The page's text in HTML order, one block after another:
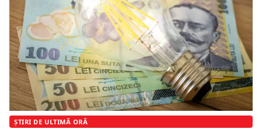
ȘTIRI DE ULTIMĂ ORĂ